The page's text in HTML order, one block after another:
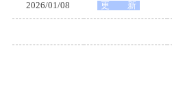
2026/01/08 更 新